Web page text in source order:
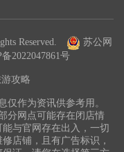
Reserved.
苏公网
2022047861号
攻略
仅作为资讯供参考用。
分网点可能存在闭店情
与官网存在出入，一切
店铺，且有广告标识，